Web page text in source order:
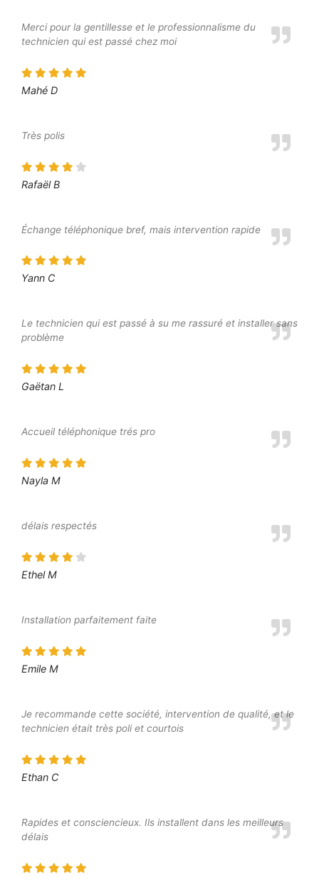
Merci pour la gentillesse et le professionnalisme du
technicien qui est passé chez moi
Mahé D
Très polis
Rafaël B
Échange téléphonique bref, mais intervention rapide
Yann C
Le technicien qui est passé à su me rassuré et installer sans
problème
Gaëtan L
Accueil téléphonique trés pro
Nayla M
délais respectés
Ethel M
Installation parfaitement faite
Emile M
Je recommande cette société, intervention de qualité, et le
technicien était très poli et courtois
Ethan C
Rapides et consciencieux. Ils installent dans les meilleurs
délais